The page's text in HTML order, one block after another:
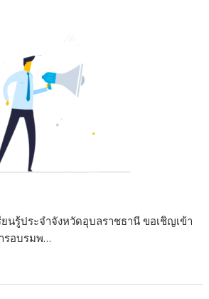
ยนรู้ประจำจังหวัดอุบลราชธานี ขอเชิญเข้า
รอบรมพ…